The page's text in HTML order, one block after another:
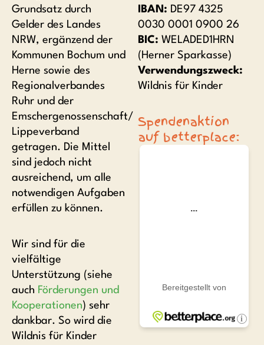
Grundsatz durch
Gelder des Landes
NRW, ergänzend der
Kommunen Bochum und
Herne sowie des
Regionalverbandes
Ruhr und der
Emschergenossenschaft/
Lippeverband
getragen. Die Mittel
sind jedoch nicht
ausreichend, um alle
notwendigen Aufgaben
erfüllen zu können.
Wir sind für die
vielfältige
Unterstützung (siehe
auch Förderungen und
Kooperationen) sehr
dankbar. So wird die
Wildnis für Kinder
IBAN: DE97 4325
0030 0001 0900 26
BIC: WELADED1HRN
(Herner Sparkasse)
Verwendungszweck:
Wildnis für Kinder
Spendenaktion
auf betterplace: